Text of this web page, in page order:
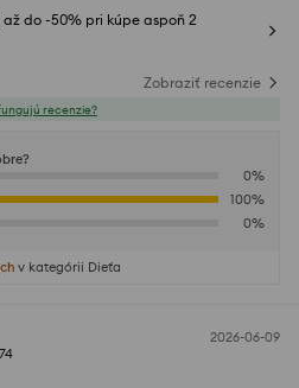
do -50% pri kúpe aspoň 2
Zobraziť recenzie
recenzie?
0%
100%
0%
v kategórii Dieťa
2026-06-09
74